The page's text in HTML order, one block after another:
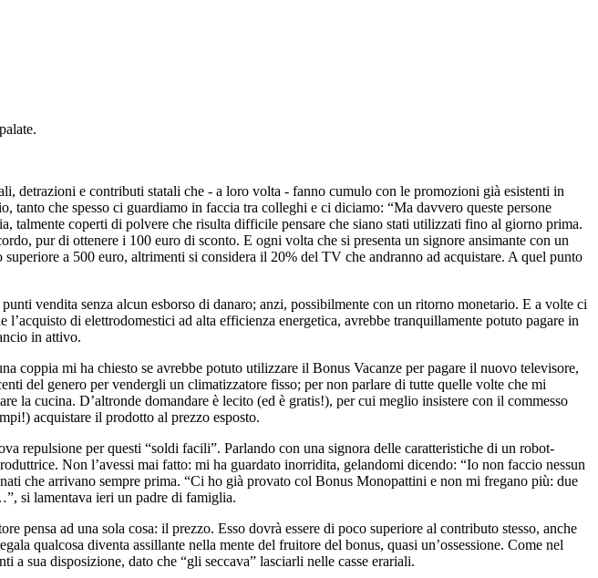
detrazioni e contributi statali che - a loro volta - fanno cumulo con le promozioni già esistenti in
che spesso ci guardiamo in faccia tra colleghi e ci diciamo: “Ma davvero queste persone
talmente coperti di polvere che risulta difficile pensare che siano stati utilizzati fino al giorno prima.
pur di ottenere i 100 euro di sconto. E ogni volta che si presenta un signore ansimante con un
a 500 euro, altrimenti si considera il 20% del TV che andranno ad acquistare. A quel punto
vendita senza alcun esborso di danaro; anzi, possibilmente con un ritorno monetario. E a volte ci
di elettrodomestici ad alta efficienza energetica, avrebbe tranquillamente potuto pagare in
in attivo.
coppia mi ha chiesto se avrebbe potuto utilizzare il Bonus Vacanze per pagare il nuovo televisore,
del genero per vendergli un climatizzatore fisso; per non parlare di tutte quelle volte che mi
la cucina. D’altronde domandare è lecito (ed è gratis!), per cui meglio insistere con il commesso
acquistare il prodotto al prezzo esposto.
repulsione per questi “soldi facili”. Parlando con una signora delle caratteristiche di un robot-
Non l’avessi mai fatto: mi ha guardato inorridita, gelandomi dicendo: “Io non faccio nessun
che arrivano sempre prima. “Ci ho già provato col Bonus Monopattini e non mi fregano più: due
si lamentava ieri un padre di famiglia.
ad una sola cosa: il prezzo. Esso dovrà essere di poco superiore al contributo stesso, anche
qualcosa diventa assillante nella mente del fruitore del bonus, quasi un’ossessione. Come nel
a sua disposizione, dato che “gli seccava” lasciarli nelle casse erariali.